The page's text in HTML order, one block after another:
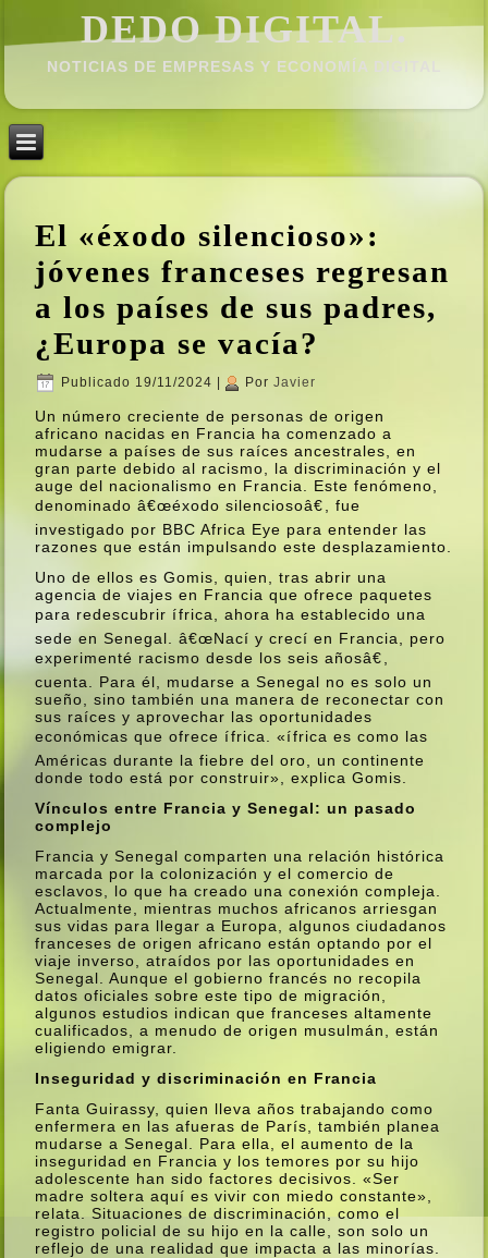
DEDO DIGITAL.
NOTICIAS DE EMPRESAS Y ECONOMÍ­A DIGITAL
El «éxodo silencioso»:
jóvenes franceses regresan
a los paí­ses de sus padres,
¿Europa se vací­a?
Publicado 19/11/2024 Por Javier
Un número creciente de personas de origen
africano nacidas en Francia ha comenzado a
mudarse a paí­ses de sus raí­ces ancestrales, en
gran parte debido al racismo, la discriminación y el
auge del nacionalismo en Francia. Este fenómeno,
denominado â€œéxodo silenciosoâ€, fue
investigado por BBC Africa Eye para entender las
razones que están impulsando este desplazamiento.
Uno de ellos es Gomis, quien, tras abrir una
agencia de viajes en Francia que ofrece paquetes
para redescubrir ífrica, ahora ha establecido una
sede en Senegal. â€œNací­ y crecí­ en Francia, pero
experimenté racismo desde los seis añosâ€,
cuenta. Para él, mudarse a Senegal no es solo un
sueño, sino también una manera de reconectar con
sus raí­ces y aprovechar las oportunidades
económicas que ofrece ífrica. «ífrica es como las
Américas durante la fiebre del oro, un continente
donde todo está por construir», explica Gomis.
Ví­nculos entre Francia y Senegal: un pasado
complejo
Francia y Senegal comparten una relación histórica
marcada por la colonización y el comercio de
esclavos, lo que ha creado una conexión compleja.
Actualmente, mientras muchos africanos arriesgan
sus vidas para llegar a Europa, algunos ciudadanos
franceses de origen africano están optando por el
viaje inverso, atraí­dos por las oportunidades en
Senegal. Aunque el gobierno francés no recopila
datos oficiales sobre este tipo de migración,
algunos estudios indican que franceses altamente
cualificados, a menudo de origen musulmán, están
eligiendo emigrar.
Inseguridad y discriminación en Francia
Fanta Guirassy, quien lleva años trabajando como
enfermera en las afueras de Parí­s, también planea
mudarse a Senegal. Para ella, el aumento de la
inseguridad en Francia y los temores por su hijo
adolescente han sido factores decisivos. «Ser
madre soltera aquí­ es vivir con miedo constante»,
relata. Situaciones de discriminación, como el
registro policial de su hijo en la calle, son solo un
reflejo de una realidad que impacta a las minorí­as.